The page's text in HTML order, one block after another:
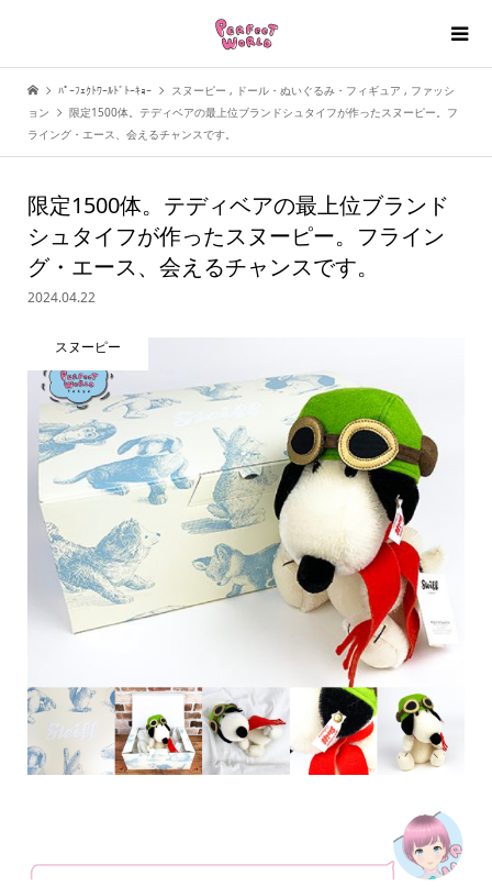
ﾊﾟｰﾌｪｸﾄﾜｰﾙﾄﾞﾄｰｷｮｰ スヌーピー , ドール・ぬいぐるみ・フィギュア , ファッシ
ョン
限定1500体。テディベアの最上位ブランドシュタイフが作ったスヌーピー。フ
ライング・エース、会えるチャンスです。
限定1500体。テディベアの最上位ブランド
シュタイフが作ったスヌーピー。フライン
グ・エース、会えるチャンスです。
2024.04.22
スヌーピー